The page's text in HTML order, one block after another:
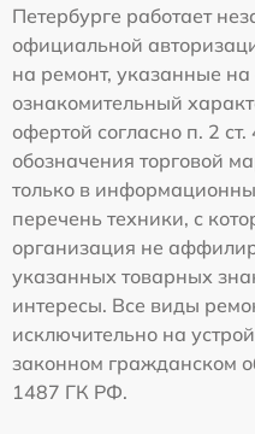
Петербурге работает
официальной
на ремонт, указанные на
ознакомительный
офертой согласно п. 2
обозначения торговой
только в
перечень техники, с
организация не
указанных товарных
интересы. Все виды
исключительно на
законном гражданском
1487 ГК РФ.